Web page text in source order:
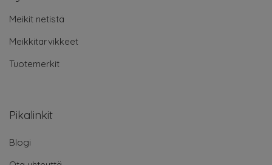
Meikit netistä
Meikkitarvikkeet
Tuotemerkit
Pikalinkit
Blogi